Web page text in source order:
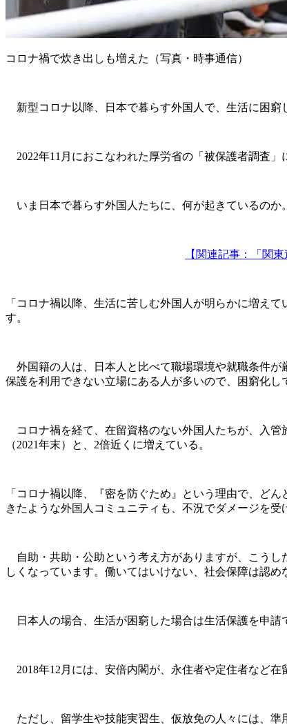
コロナ禍で炊き出しも増えた（写真・時事通信）
新型コロナ以降、日本で暮らす外国人で、生活に困窮
2022年11月におこなわれた厚労省の「被保護者調査」
いま日本で暮らす外国人たちに、何が起きているのか
【関連記事：「関
「コロナ禍以降、生活に苦しむ外国人が明らかに増え
す。
外国籍の人は、日本人と比べて職場環境や就職条件が
保護を利用できない立場にある人が多いので、困窮化し
コロナ禍を経て、在留資格のない外国人たちが、入管
（2021年末）と、2倍近くに増えている。
「コロナ禍以降、『密を防ぐため』という理由で、ど
きたような外国人コミュニティも、不況でダメージを受
自助・共助・公助という考え方がありますが、こうし
しくなっています。働いてはいけない、社会保障は認
日本人の場合、生活が困窮した場合は生活保護を申請
2018年12月には、安倍内閣が、永住者や定住者など在
ただし、留学生や技能実習生、仮放免の人々には、準